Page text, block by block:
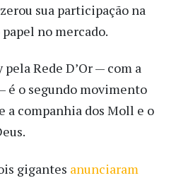
sua participação na
no mercado.
Rede D’Or — com a
é o segundo movimento
a companhia dos Moll e o
gigantes anunciaram